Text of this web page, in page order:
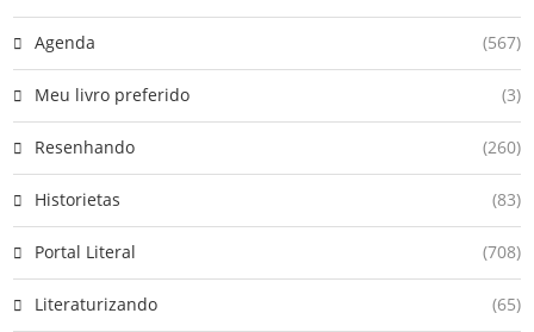
Agenda (567)
Meu livro preferido (3)
Resenhando (260)
Historietas (83)
Portal Literal (708)
Literaturizando (65)